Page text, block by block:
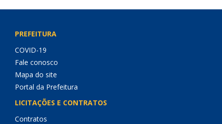
PREFEITURA
COVID-19
Fale conosco
Mapa do site
Portal da Prefeitura
LICITAÇÕES E CONTRATOS
Contratos